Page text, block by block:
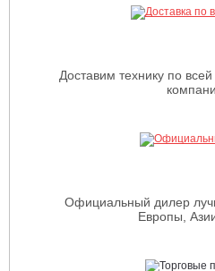
Доставим технику по
Официальный дилер
Европы,